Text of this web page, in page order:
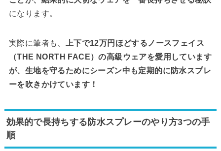
になります。
実際に筆者も、
上下で12万円ほどするノースフェイス
（THE NORTH FACE）の高級ウェアを愛用しています
が、生地を守るためにシーズン中も定期的に防水スプレ
ーを吹きかけています！
効果的で長持ちする防水スプレーのやり方3つの手
順